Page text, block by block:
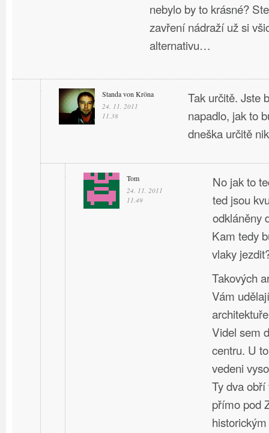
nebylo by to krásné?
zavření nádraží už si
alternativu…
Standa von Kröna
24. 11. 2011
11.38
Tak určitě. Jste
napadlo, jak to
dneška určitě
Tom
24. 11. 2011
11.49
No jak to
ted jsou
odkláněny
Kam tedy
vlaky
Takových
Vám
Videl sem
centru. U
vedeni
Ty dva
přímo pod